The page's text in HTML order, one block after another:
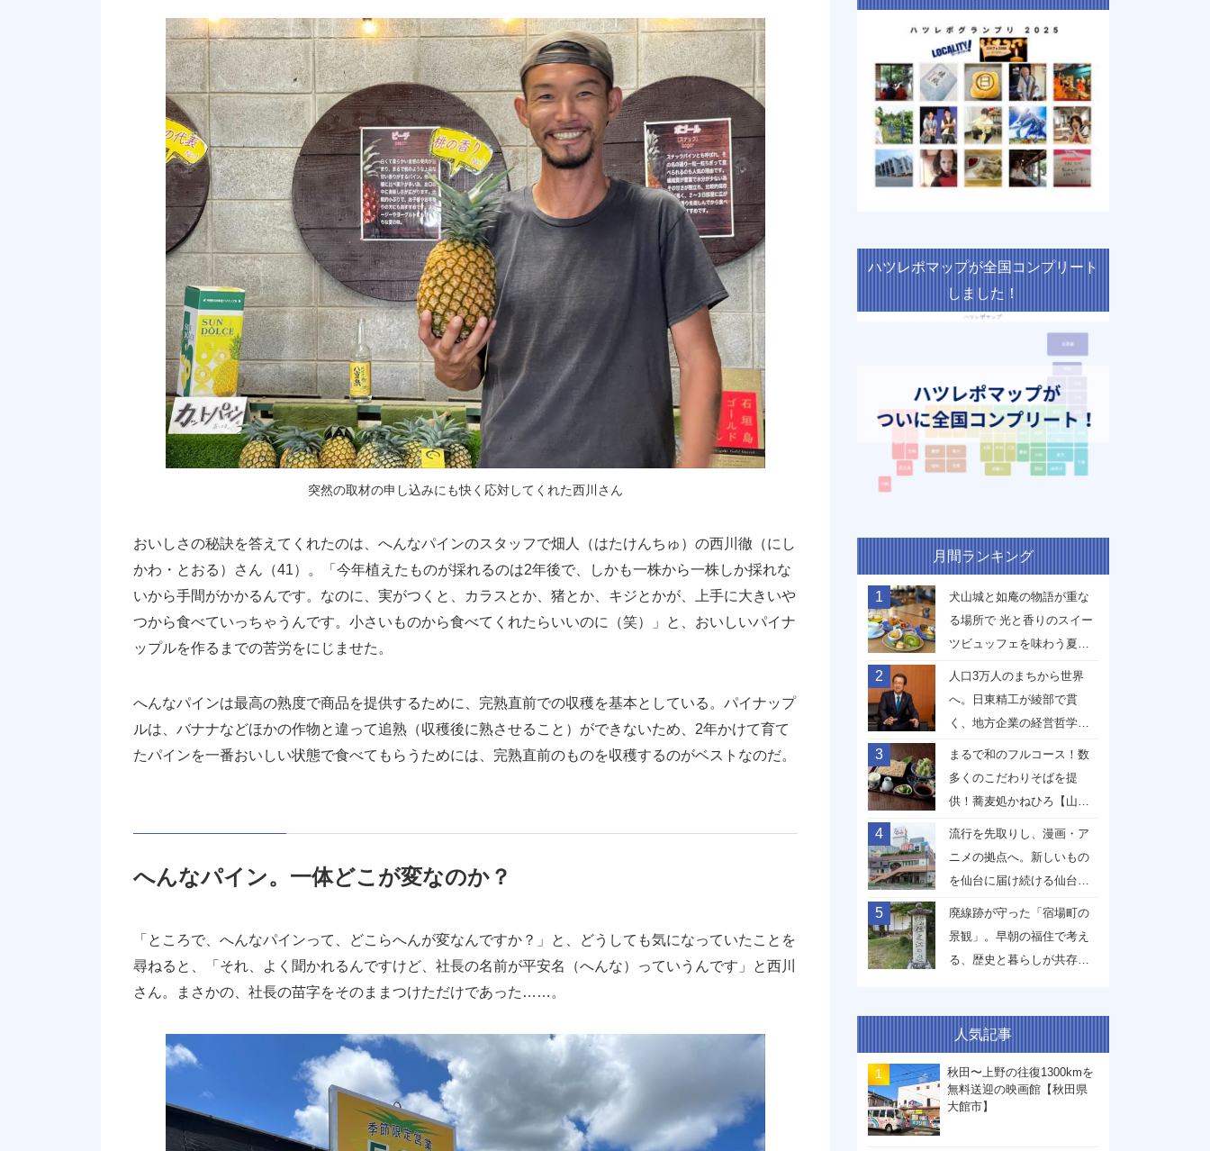
突然の取材の申し込みにも快く応対してくれた西川さん
おいしさの秘訣を答えてくれたのは、へんなパインのスタッフで畑人（はたけんちゅ）の西川徹（にし
かわ・とおる）さん（41）。「今年植えたものが採れるのは2年後で、しかも一株から一株しか採れな
いから手間がかかるんです。なのに、実がつくと、カラスとか、猪とか、キジとかが、上手に大きいや
つから食べていっちゃうんです。小さいものから食べてくれたらいいのに（笑）」と、おいしいパイナ
ップルを作るまでの苦労をにじませた。
へんなパインは最高の熟度で商品を提供するために、完熟直前での収穫を基本としている。パイナップ
ルは、バナナなどほかの作物と違って追熟（収穫後に熟させること）ができないため、2年かけて育て
たパインを一番おいしい状態で食べてもらうためには、完熟直前のものを収穫するのがベストなのだ。
へんなパイン。一体どこが変なのか？
「ところで、へんなパインって、どこらへんが変なんですか？」と、どうしても気になっていたことを
尋ねると、「それ、よく聞かれるんですけど、社長の名前が平安名（へんな）っていうんです」と西川
さん。まさかの、社長の苗字をそのままつけただけであった……。
ハツレポマップが全国コンプリート
しました！
月間ランキング
1
犬山城と如庵の物語が重な
る場所で 光と香りのスイー
ツビュッフェを味わう夏
2
人口3万人のまちから世界
へ。日東精工が綾部で貫
く、地方企業の経営哲学
【京都府綾部市】
3
まるで和のフルコース！数
多くのこだわりそばを提
供！蕎麦処かねひろ【山形
県山形市】
4
流行を先取りし、漫画・ア
ニメの拠点へ。新しいもの
を仙台に届け続ける仙台駅
前イービーンズ【宮城県仙
台市】
5
廃線跡が守った「宿場町の
景観」。早朝の福住で考え
る、歴史と暮らしが共存す
人気記事
秋田〜上野の往復1300kmを
無料送迎の映画館【秋田県
大館市】